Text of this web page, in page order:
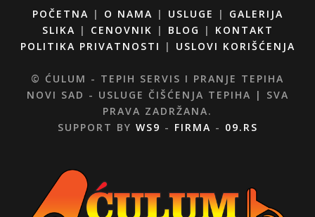
POČETNA | O NAMA | USLUGE | GALERIJA
SLIKA | CENOVNIK | BLOG | KONTAKT
POLITIKA PRIVATNOSTI
| USLOVI KORIŠĆENJA
© ĆULUM - TEPIH SERVIS I PRANJE TEPIHA
NOVI SAD - USLUGE ČIŠĆENJA TEPIHA | SVA
PRAVA ZADRŽANA.
SUPPORT BY WS9 - FIRMA - 09.RS